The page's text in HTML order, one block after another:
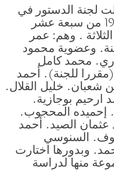
لجنة الدستور في
الرابع من ديسمبر 1950 من سبعة عشر
. وهم: عمر
وعضوية محمود
محمد كامل
للجنة). أحمد
خليل القلال.
بوجازية.
إحميده المحجوب.
الصيد. أحمد
السنوسي
وبدورها اختارت
منها لدراسة